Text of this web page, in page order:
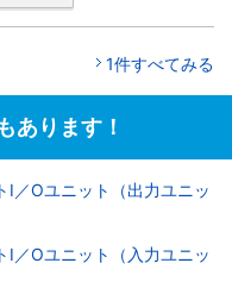
1件すべてみる
あります！
I／Oユニット（出力ユニッ
I／Oユニット（入力ユニッ